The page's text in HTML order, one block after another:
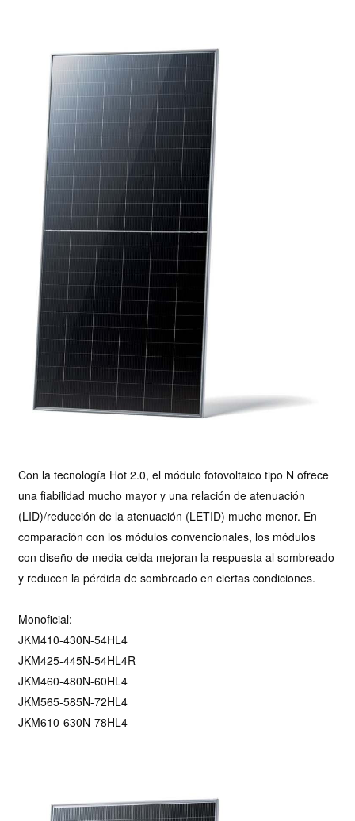
Con la tecnología Hot 2.0, el módulo fotovoltaico tipo N ofrece
una fiabilidad mucho mayor y una relación de atenuación
(LID)/reducción de la atenuación (LETID) mucho menor. En
comparación con los módulos convencionales, los módulos
con diseño de media celda mejoran la respuesta al sombreado
y reducen la pérdida de sombreado en ciertas condiciones.
Monoficial:
JKM410-430N-54HL4
JKM425-445N-54HL4R
JKM460-480N-60HL4
JKM565-585N-72HL4
JKM610-630N-78HL4